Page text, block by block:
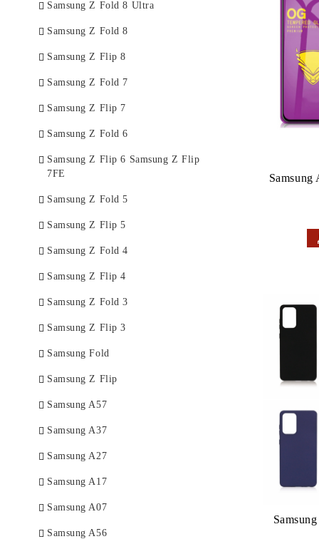
Samsung Z Fold 8 Ultra
Samsung Z Fold 8
Samsung Z Flip 8
Samsung Z Fold 7
Samsung Z Flip 7
Samsung Z Fold 6
Samsung Z Flip 6 Samsung Z Flip
7FE
Samsung Z Fold 5
Samsung Z Flip 5
Samsung Z Fold 4
Samsung Z Flip 4
Samsung Z Fold 3
Samsung Z Flip 3
Samsung Fold
Samsung Z Flip
Samsung A57
Samsung A37
Samsung A27
Samsung A17
Samsung A07
Samsung A56